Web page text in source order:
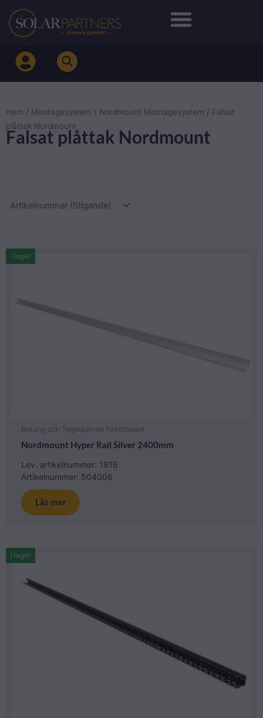
Hoppa
innehåll
Hem / Montagesystem / Nordmount Montagesystem / Falsat
plåttak Nordmount
Falsat plåttak Nordmount
Betong och Tegelpannor Nordmount
Nordmount Hyper Rail Silver 2400mm
Lev. artikelnummer: 1916
Artikelnummer: 504006
I lager
Läs mer
I lager